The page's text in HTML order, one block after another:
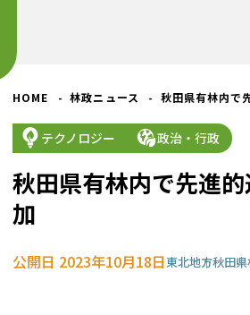
HOME 林政ニュース 秋田県有林内で
テクノロジー 政治・行政
秋田県有林内で先進
加
公開日 2023年10月18日 東北地方秋田県